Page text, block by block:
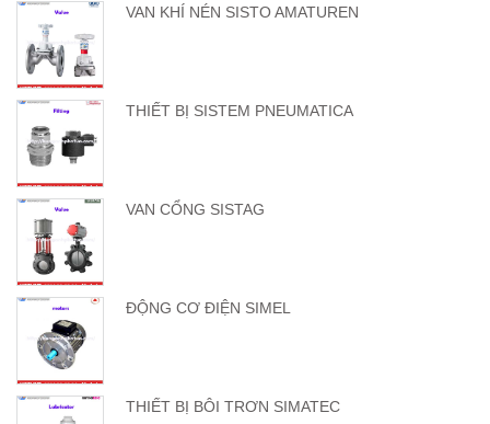
VAN KHÍ NÉN SISTO AMATUREN
THIẾT BỊ SISTEM PNEUMATICA
VAN CỔNG SISTAG
ĐỘNG CƠ ĐIỆN SIMEL
THIẾT BỊ BÔI TRƠN SIMATEC